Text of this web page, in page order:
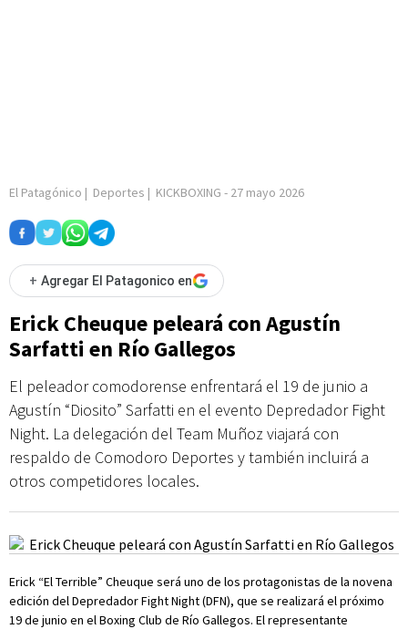
El Patagónico | Deportes | KICKBOXING - 27 mayo 2026
+ Agregar El Patagonico en
Erick Cheuque peleará con Agustín
Sarfatti en Río Gallegos
El peleador comodorense enfrentará el 19 de junio a
Agustín “Diosito” Sarfatti en el evento Depredador Fight
Night. La delegación del Team Muñoz viajará con
respaldo de Comodoro Deportes y también incluirá a
otros competidores locales.
Erick “El Terrible” Cheuque será uno de los protagonistas de la novena
edición del Depredador Fight Night (DFN), que se realizará el próximo
19 de junio en el Boxing Club de Río Gallegos. El representante